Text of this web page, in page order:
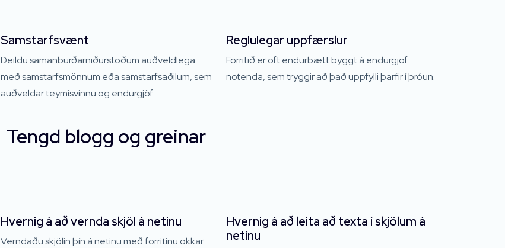
Samstarfsvænt
Deildu samanburðarniðurstöðum auðveldlega
með samstarfsmönnum eða samstarfsaðilum, sem
auðveldar teymisvinnu og endurgjöf.
Reglulegar uppfærslur
Forritið er oft endurbætt byggt á endurgjöf
notenda, sem tryggir að það uppfylli þarfir í þróun.
Tengd blogg og greinar
Hvernig á að vernda skjöl á netinu
Verndaðu skjölin þín á netinu með forritinu okkar
Hvernig á að leita að texta í skjölum á
netinu